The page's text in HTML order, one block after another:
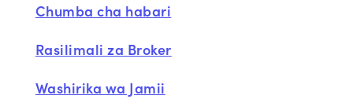
Chumba cha habari
Rasilimali za Broker
Washirika wa Jamii